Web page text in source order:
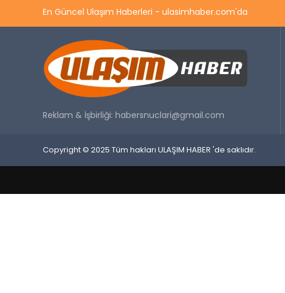
En Güncel Ulaşım Haberleri - ulasimhaber.com'da
Reklam & İşbirliği: habersnuclari@gmail.com
Copyright © 2025 Tüm hakları ULAŞIM HABER 'de saklıdır.